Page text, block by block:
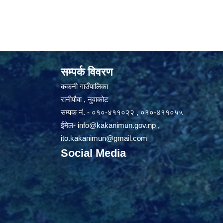
सम्पर्क विवरण
ककनी गाउँपालिका
रानीपौवा , नुवाकोट
सम्पक नं. - ०१०-४११०२२ , ०१०-४११०५५
ईमेल- info@kakanimun.gov.np,
ito.kakanimun@gmail.com
Social Media